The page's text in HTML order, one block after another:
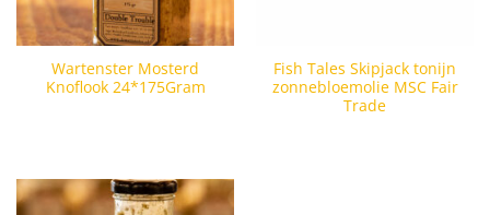
Wartenster Mosterd
Knoflook 24*175Gram
Fish Tales Skipjack tonijn
zonnebloemolie MSC Fair
Trade